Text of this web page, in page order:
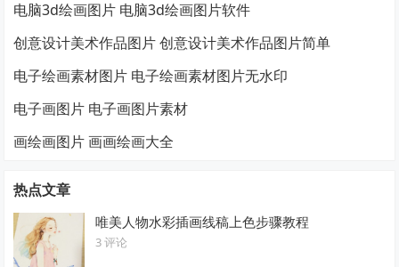
电脑3d绘画图片 电脑3d绘画图片软件
创意设计美术作品图片 创意设计美术作品图片简单
电子绘画素材图片 电子绘画素材图片无水印
电子画图片 电子画图片素材
画绘画图片 画画绘画大全
热点文章
唯美人物水彩插画线稿上色步骤教程
3 评论